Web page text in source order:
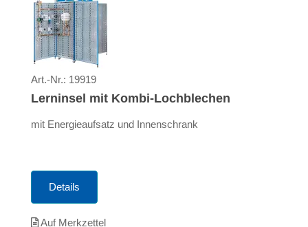
Art.-Nr.: 19919
Lerninsel mit Kombi-Lochblechen
mit Energieaufsatz und Innenschrank
Details
Auf Merkzettel